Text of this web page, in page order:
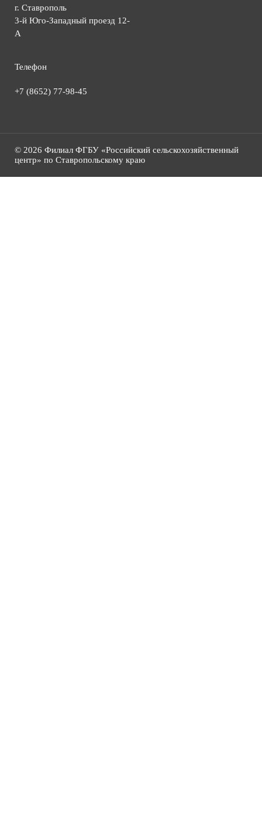
г. Ставрополь
3-й Юго-Западный проезд 12-
А
Телефон
+7 (8652) 77-98-45
© 2026 Филиал ФГБУ «Российский сельскохозяйственный
центр» по Ставропольскому краю